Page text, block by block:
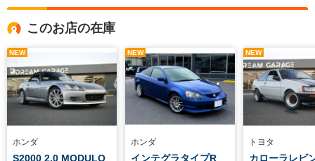
このお店の在庫
NEW
ホンダ
S2000 2.0 MODULO
NEW
ホンダ
インテグラタイプR
NEW
トヨタ
カローラレビ